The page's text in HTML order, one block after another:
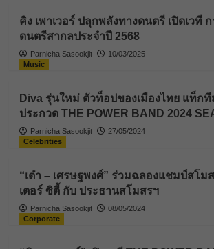
คิง เพาเวอร์ ปลุกพลังทางดนตรี เปิดเวที
ดนตรีสากลประจำปี 2568
Parnicha Sasookjit
10/03/2025
Music
Diva รุ่นใหม่ ตัวท็อปของเมืองไทย แท็กที
ประกวด THE POWER BAND 2024
Parnicha Sasookjit
27/05/2024
Celebrities
“เต๋า – เศรษฐพงศ์” ร่วมฉลองแชมป์สโม
เตอร์ ซิตี้ กับ ประธานสโมสรฯ
Parnicha Sasookjit
08/05/2024
Corporate